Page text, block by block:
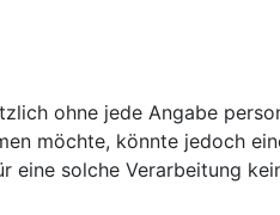
ohne jede Angabe
möchte, könnte jedoch
eine solche Verarbeitung